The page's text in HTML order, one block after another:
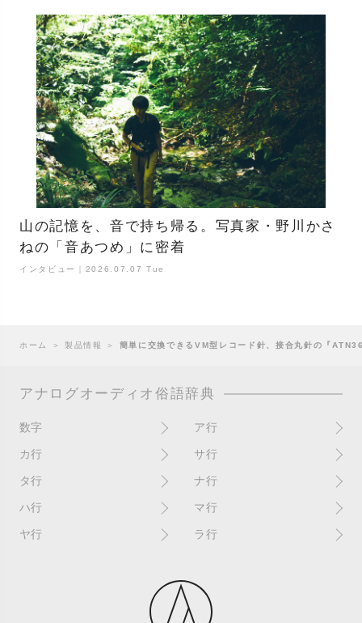
山の記憶を、音で持ち帰る。写真家・野川かさ
ねの「音あつめ」に密着
インタビュー｜2026.07.07 Tue
ホーム ＞ 製品情報 ＞ 簡単に交換できるVM型レコード針、接合丸針の『
アナログオーディオ俗語辞典
数字
10インチ
4チャンネル
ア行
RPM(33,45)
赤盤
アセテート盤
EPアダプター
インシュレーター
インナースリーブ
カ行
書き込み
歌詞記載ジャケット
ガチャ盤
サ行
サイン
CDJ
シールド盤
シュリンク残存
白盤
針圧
タ行
ターンテーブル
ダイナフレックス
ナ行
2枚使い
ン）
ハ行
ハウリング
マ行
マスターテンポ
マトリックス番号
未開封
ミキサー
ヤ行 ラ行
リイシュー / 再発
リミックス